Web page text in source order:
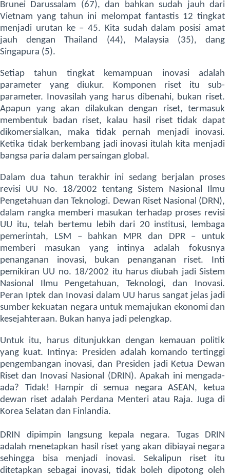
Brunei Darussalam (67), dan bahkan sudah jauh dari
Vietnam yang tahun ini melompat fantastis 12 tingkat
menjadi urutan ke – 45. Kita sudah dalam posisi amat
jauh dengan Thailand (44), Malaysia (35), dang
Singapura (5).
Setiap tahun tingkat kemampuan inovasi adalah
parameter yang diukur. Komponen riset itu sub-
parameter. Inovasilah yang harus dibenahi, bukan riset.
Apapun yang akan dilakukan dengan riset, termasuk
membentuk badan riset, kalau hasil riset tidak dapat
dikomersialkan, maka tidak pernah menjadi inovasi.
Ketika tidak berkembang jadi inovasi itulah kita menjadi
bangsa paria dalam persaingan global.
Dalam dua tahun terakhir ini sedang berjalan proses
revisi UU No. 18/2002 tentang Sistem Nasional Ilmu
Pengetahuan dan Teknologi. Dewan Riset Nasional (DRN),
dalam rangka memberi masukan terhadap proses revisi
UU itu, telah bertemu lebih dari 20 institusi, lembaga
pemerintah, LSM – bahkan MPR dan DPR – untuk
memberi masukan yang intinya adalah fokusnya
penanganan inovasi, bukan penanganan riset. Inti
pemikiran UU no. 18/2002 itu harus diubah jadi Sistem
Nasional Ilmu Pengetahuan, Teknologi, dan Inovasi.
Peran Iptek dan Inovasi dalam UU harus sangat jelas jadi
sumber kekuatan negara untuk memajukan ekonomi dan
kesejahteraan. Bukan hanya jadi pelengkap.
Untuk itu, harus ditunjukkan dengan kemauan politik
yang kuat. Intinya: Presiden adalah komando tertinggi
pengembangan inovasi, dan Presiden jadi Ketua Dewan
Riset dan Inovasi Nasional (DRIN). Apakah ini mengada-
ada? Tidak! Hampir di semua negara ASEAN, ketua
dewan riset adalah Perdana Menteri atau Raja. Juga di
Korea Selatan dan Finlandia.
DRIN dipimpin langsung kepala negara. Tugas DRIN
adalah menetapkan hasil riset yang akan dibiayai negara
sehingga bisa menjadi inovasi. Sekalipun riset itu
ditetapkan sebagai inovasi, tidak boleh dipotong oleh